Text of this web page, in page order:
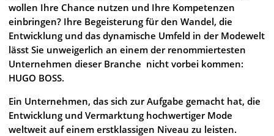
wollen Ihre Chance nutzen und Ihre Kompetenzen
einbringen? Ihre Begeisterung für den Wandel, die
Entwicklung und das dynamische Umfeld in der Modewelt
lässt Sie unweigerlich an einem der renommiertesten
Unternehmen dieser Branche nicht vorbei kommen:
HUGO BOSS.
Ein Unternehmen, das sich zur Aufgabe gemacht hat, die
Entwicklung und Vermarktung hochwertiger Mode
weltweit auf einem erstklassigen Niveau zu leisten.